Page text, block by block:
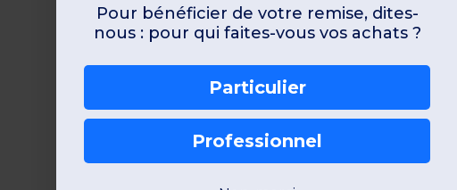
Pour bénéficier de votre remise, dites-
nous : pour qui faites-vous vos achats ?
Particulier
Professionnel